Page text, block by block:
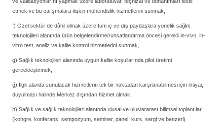
etmek ve bu çalışmalara ilişkin mühendislik hizmetlerini sunmak,
f) Özel sektör de dâhil olmak üzere tüm iç ve dış paydaşlara yönelik sağlık
teknolojileri alanında ürün belgelendirme/ruhsatlandırma öncesi gerekli in-vivo, in-
vitro test, analiz ve kalite kontrol hizmetlerini sunmak,
g) Sağlık teknolojileri alanında uygun kalite koşullarında pilot üretimi
gerçekleştirmek,
ğ) İlgili alanda sunulacak hizmetlerin tek bir noktadan karşılanabilmesi için ihtiyaç
duyulması halinde Merkez dışından hizmet almak,
h) Sağlık ve sağlık teknolojileri alanında ulusal ve uluslararası bilimsel toplantılar
(kongre, konferans, sempozyum, seminer, panel, kurs, sergi ve benzeri)